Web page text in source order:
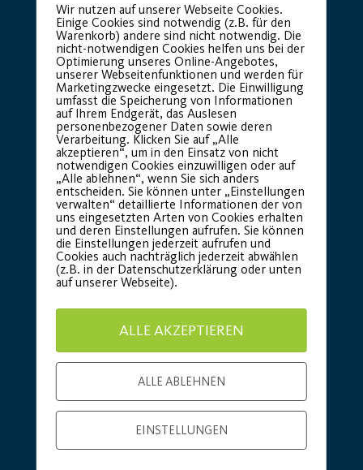
Premium Partner:
Wir nutzen auf unserer Webseite Cookies.
Einige Cookies sind notwendig (z.B. für den
Warenkorb) andere sind nicht notwendig. Die
nicht-notwendigen Cookies helfen uns bei der
Optimierung unseres Online-Angebotes,
unserer Webseitenfunktionen und werden für
Marketingzwecke eingesetzt. Die Einwilligung
umfasst die Speicherung von Informationen
auf Ihrem Endgerät, das Auslesen
personenbezogener Daten sowie deren
Verarbeitung. Klicken Sie auf „Alle
akzeptieren“, um in den Einsatz von nicht
notwendigen Cookies einzuwilligen oder auf
„Alle ablehnen“, wenn Sie sich anders
entscheiden. Sie können unter „Einstellungen
verwalten“ detaillierte Informationen der von
uns eingesetzten Arten von Cookies erhalten
und deren Einstellungen aufrufen. Sie können
die Einstellungen jederzeit aufrufen und
Cookies auch nachträglich jederzeit abwählen
(z.B. in der Datenschutzerklärung oder unten
auf unserer Webseite).
ALLE AKZEPTIEREN
ALLE ABLEHNEN
EINSTELLUNGEN